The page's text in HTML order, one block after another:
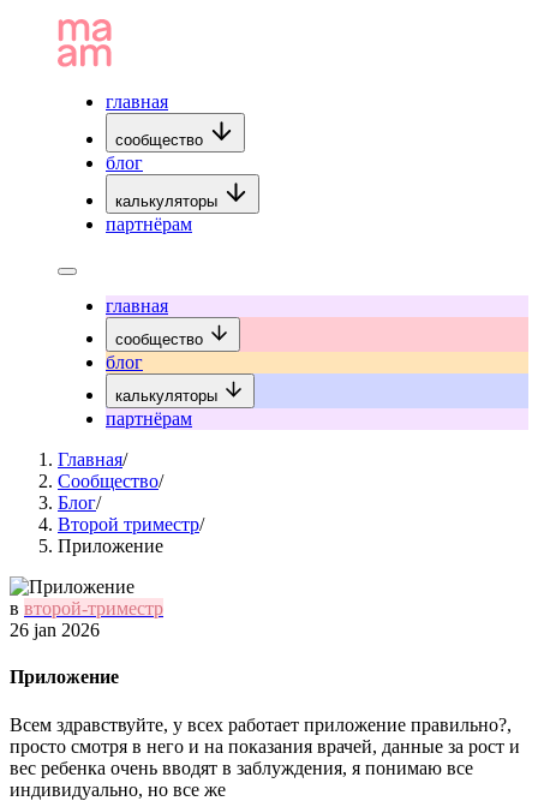
главная
сообщество
блог
калькуляторы
партнёрам
главная
сообщество
блог
калькуляторы
партнёрам
Главная/
Сообщество/
Блог/
Второй триместр/
Приложение
в второй-триместр
26 jan 2026
Приложение
Всем здравствуйте, у всех работает приложение правильно?,
просто смотря в него и на показания врачей, данные за рост и
вес ребенка очень вводят в заблуждения, я понимаю все
индивидуально, но все же